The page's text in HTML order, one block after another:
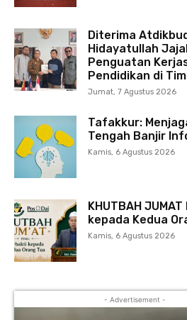
Diterima
Hidayatullah
Penguatan
Pendidikan di
Jumat, 7 Agustus 2026
Tafakkur:
Tengah Banjir
Kamis, 6 Agustus 2026
KHUTBAH
kepada Kedua
Kamis, 6 Agustus 2026
- Advertisement -